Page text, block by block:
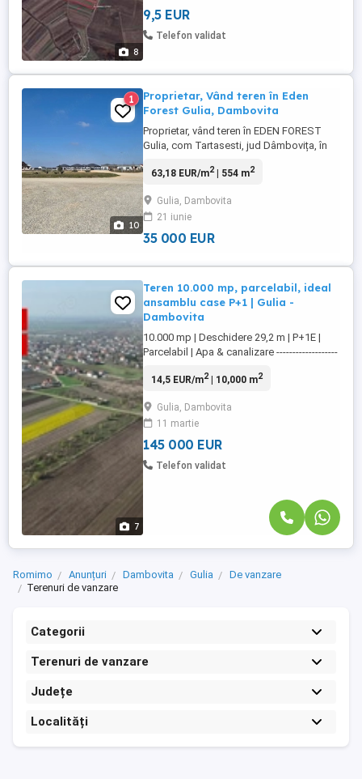
8
Bucuresti, respectiv Chitila. Mai multe
detalii la telefon sau prin mesaj.
9,5 EUR
Telefon validat
10
1
Proprietar, Vând teren în Eden
Forest Gulia, Dambovita
Proprietar, vând teren în EDEN FOREST
Gulia, com Tartasesti, jud Dâmbovița, în
rezidențial, împrejmuit, cu poarta de
curent, apă, internet Lotul are două fronturi
stradale, de 20 m și 25m este împrejmuit
cu gard pe 2 părți ...
63,18 EUR/m2| 554 m2
Gulia, Dambovita
21 iunie
35 000 EUR
7
Teren 10.000 mp, parcelabil, ideal
ansamblu case P+1 | Gulia -
Dambovita
10.000 mp | Deschidere 29,2 m | P+1E |
Parcelabil | Apa & canalizare -------------------
teren cu potențial real, potrivit pentru
locație bună, liniștită și aproape de natură,
dar totodată aproape de București. Dacă
...
14,5 EUR/m2| 10,000 m2
Gulia, Dambovita
11 martie
145 000 EUR
Telefon validat
Romimo Anunțuri Dambovita Gulia
De vanzare
Terenuri de vanzare
Categorii
Terenuri de vanzare
Județe
Localități